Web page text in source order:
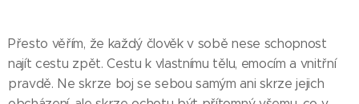
Přesto věřím, že každý člověk v sobě nese schopnost
najít cestu zpět. Cestu k vlastnímu tělu, emocím a vnitřní
pravdě. Ne skrze boj se sebou samým ani skrze jejich